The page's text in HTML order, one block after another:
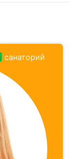
санаторий